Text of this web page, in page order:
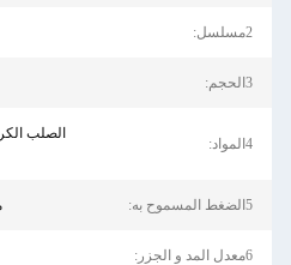
2مسلسل:
3الحجم:
4المواد:
5الضغط المسموح به:
6معدل المد و الجزر: